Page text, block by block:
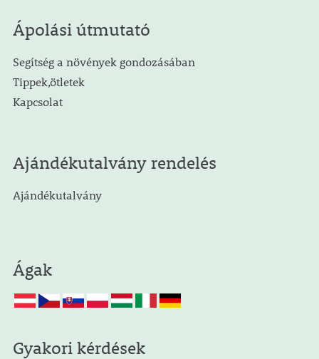
Ápolási útmutató
Segítség a növények gondozásában
Tippek,ötletek
Kapcsolat
Ajándékutalvány rendelés
Ajándékutalvány
Ágak
Gyakori kérdések